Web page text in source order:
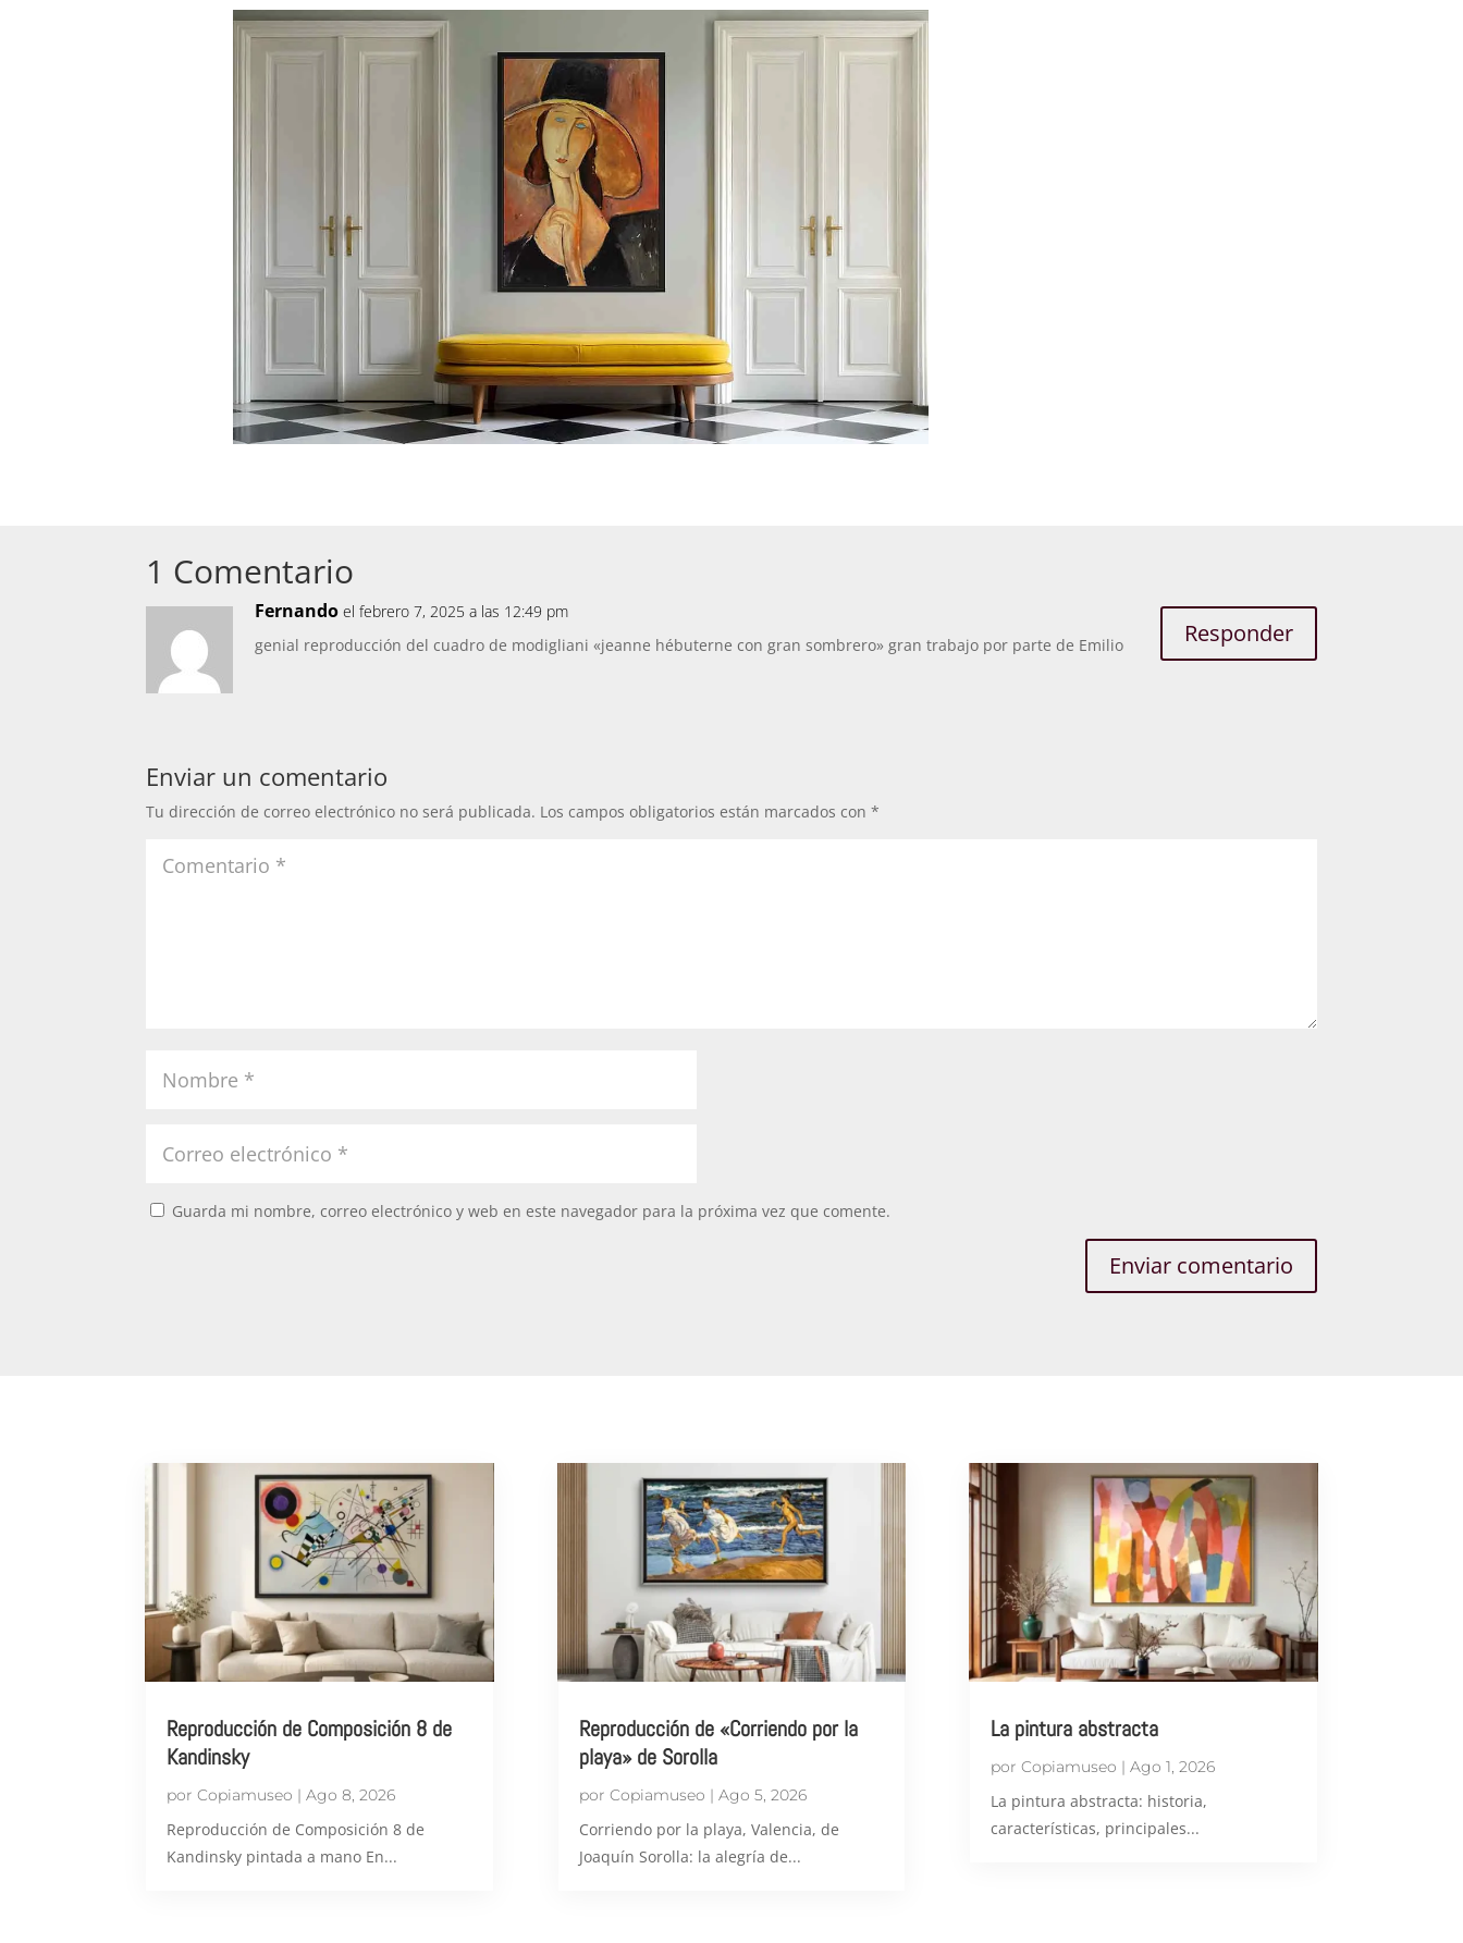
1 Comentario
Fernando el febrero 7, 2025 a las 12:49 pm
genial reproducción del cuadro de modigliani «jeanne hébuterne con gran sombrero» gran trabajo por parte de Emilio
Responder
Enviar un comentario
Tu dirección de correo electrónico no será publicada. Los campos obligatorios están marcados con*
Guarda mi nombre, correo electrónico y web en este navegador para la próxima vez que comente.
Enviar comentario
Reproducción de Composición 8 de
Kandinsky
porCopiamuseo |Ago 8, 2026
Reproducción de Composición 8 de
Kandinsky pintada a mano En...
Reproducción de «Corriendo por la
playa» de Sorolla
por Copiamuseo | Ago 5, 2026
Corriendo por la playa, Valencia, de
Joaquín Sorolla: la alegría de...
La pintura abstracta
por Copiamuseo | Ago 1, 2026
​La pintura abstracta: historia,
características, principales...